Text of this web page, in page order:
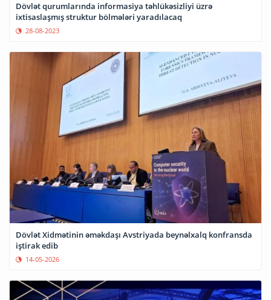
Dövlət qurumlarında informasiya təhlükəsizliyi üzrə
ixtisaslaşmış struktur bölmələri yaradılacaq
28-08-2023
Dövlət Xidmətinin əməkdaşı Avstriyada beynəlxalq konfransda
iştirak edib
14-05-2026